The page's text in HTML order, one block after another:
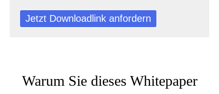
Jetzt Downloadlink anfordern
Warum Sie dieses Whitepaper